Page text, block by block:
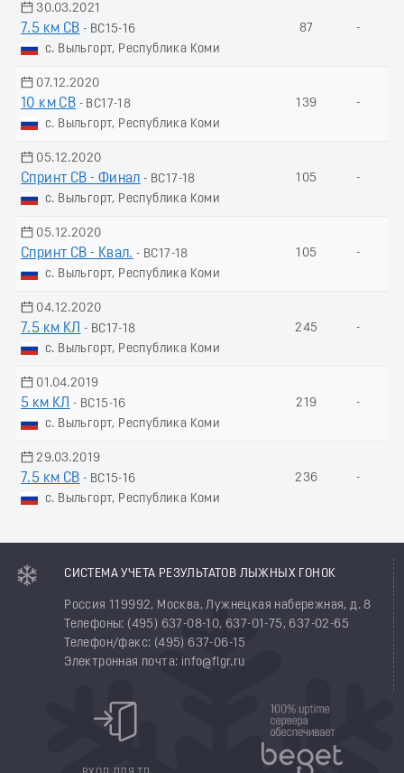
30.03.2021
7.5 км СВ - ВС15-16
с. Выльгорт, Республика Коми
87 -
07.12.2020
10 км СВ - ВС17-18
с. Выльгорт, Республика Коми
139 -
05.12.2020
Спринт СВ - Финал - ВС17-18
с. Выльгорт, Республика Коми
105 -
05.12.2020
Спринт СВ - Квал. - ВС17-18
с. Выльгорт, Республика Коми
105 -
04.12.2020
7.5 км КЛ
- ВС17-18
с. Выльгорт, Республика Коми
245 -
01.04.2019
5 км КЛ
- ВС15-16
с. Выльгорт, Республика Коми
219 -
29.03.2019
7.5 км СВ - ВС15-16
с. Выльгорт, Республика Коми
236 -
СИСТЕМА УЧЕТА РЕЗУЛЬТАТОВ ЛЫЖНЫХ ГОНОК
Россия 119992, Москва, Лужнецкая набережная, д. 8
Телефоны: (495) 637-08-10, 637-01-75, 637-02-65
Телефон/факс: (495) 637-06-15
Электронная почта: info@flgr.ru